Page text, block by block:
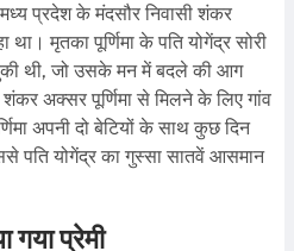
प्रदेश के मंदसौर निवासी शंकर
मृतका पूर्णिमा के पति योगेंद्र सोरी
थी, जो उसके मन में बदले की आग
अक्सर पूर्णिमा से मिलने के लिए गांव
अपनी दो बेटियों के साथ कुछ दिन
पति योगेंद्र का गुस्सा सातवें आसमान
गया प्रेमी